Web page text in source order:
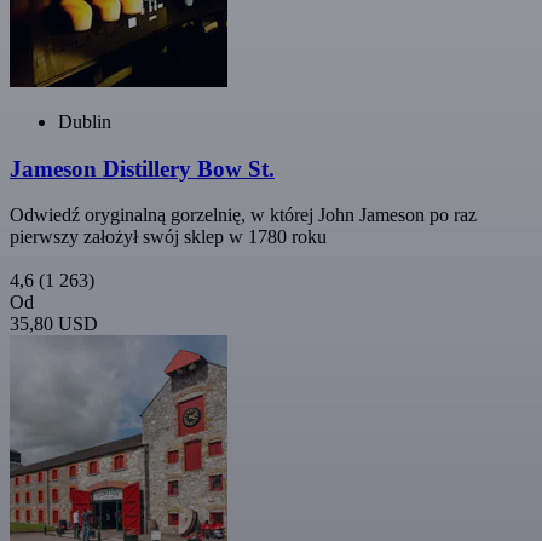
Dublin
Jameson Distillery Bow St.
Odwiedź oryginalną gorzelnię, w której John Jameson po raz
pierwszy założył swój sklep w 1780 roku
4,6 (1 263)
Od
35,80 USD